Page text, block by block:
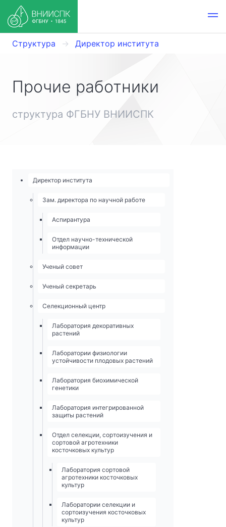
Структура Директор института
Прочие работники
структура ФГБНУ ВНИИСПК
Директор института
Зам. директора по научной работе
Аспирантура
Отдел научно-технической
информации
Ученый совет
Ученый секретарь
Селекционный центр
Лаборатория декоративных
растений
Лаборатории физиологии
устойчивости плодовых растений
Лаборатория биохимической
генетики
Лаборатория интегрированной
защиты растений
Отдел селекции, сортоизучения и
сортовой агротехники
косточковых культур
Лаборатория сортовой
агротехники косточковых
культур
Лаборатории селекции и
сортоизучения косточковых
культур